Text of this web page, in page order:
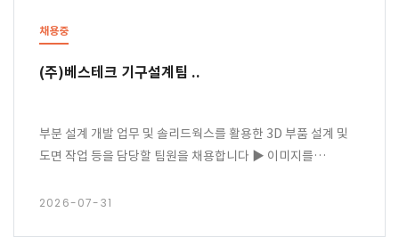
채용중
(주)베스테크 기구설계팀 ..
부분 설계 개발 업무 및 솔리드웍스를 활용한 3D 부품 설계 및
도면 작업 등을 담당할 팀원을 채용합니다 ▶ 이미지를
2026-07-31